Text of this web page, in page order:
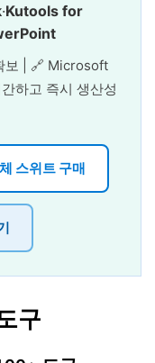
·Kutools for
보 | 🔗 Microsoft
하고 즉시 생산성
스위트 구매
구